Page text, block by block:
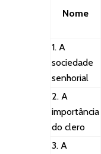
Nome
1. A
sociedade
senhorial
2. A
importância
do clero
3. A